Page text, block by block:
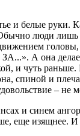
и белые руки.
люди лишь
головы,
А она
и чуть
спиной и
– не
и синем
еще изящнее. И